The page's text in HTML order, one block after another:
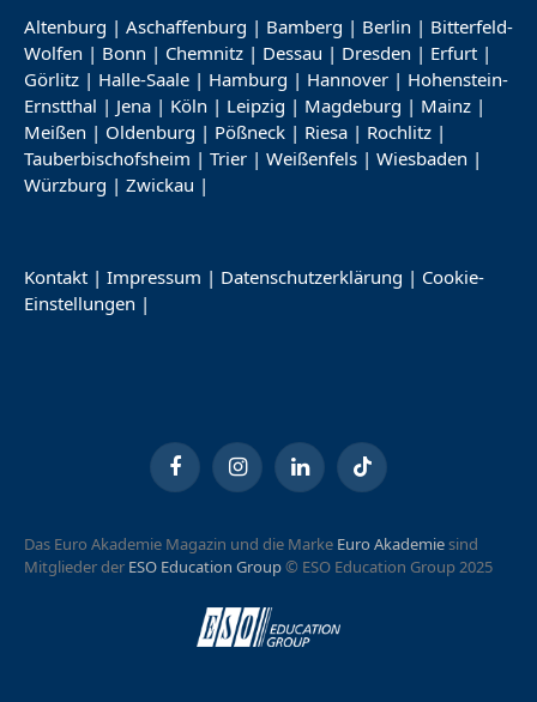
Altenburg | Aschaffenburg | Bamberg | Berlin | Bitterfeld-
Wolfen | Bonn | Chemnitz | Dessau | Dresden | Erfurt |
Görlitz | Halle-Saale | Hamburg | Hannover | Hohenstein-
Ernstthal | Jena | Köln | Leipzig | Magdeburg | Mainz |
Meißen | Oldenburg | Pößneck | Riesa | Rochlitz |
Tauberbischofsheim | Trier | Weißenfels | Wiesbaden |
Würzburg | Zwickau |
Kontakt | Impressum | Datenschutzerklärung | Cookie-
Einstellungen |
FacebookInstagramLinkedInTikTok
Das Euro Akademie Magazin und die Marke Euro Akademiesind
Mitglieder der ESO Education Group© ESO Education Group 2025